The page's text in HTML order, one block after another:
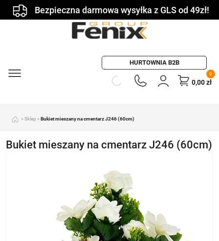
Bezpieczna darmowa wysyłka z GLS od 49zł!
HURTOWNIA B2B
0
0,00zł
» Sklep » Bukiet mieszany na cmentarz J246 (60cm)
Bukiet mieszany na cmentarz J246 (60cm)